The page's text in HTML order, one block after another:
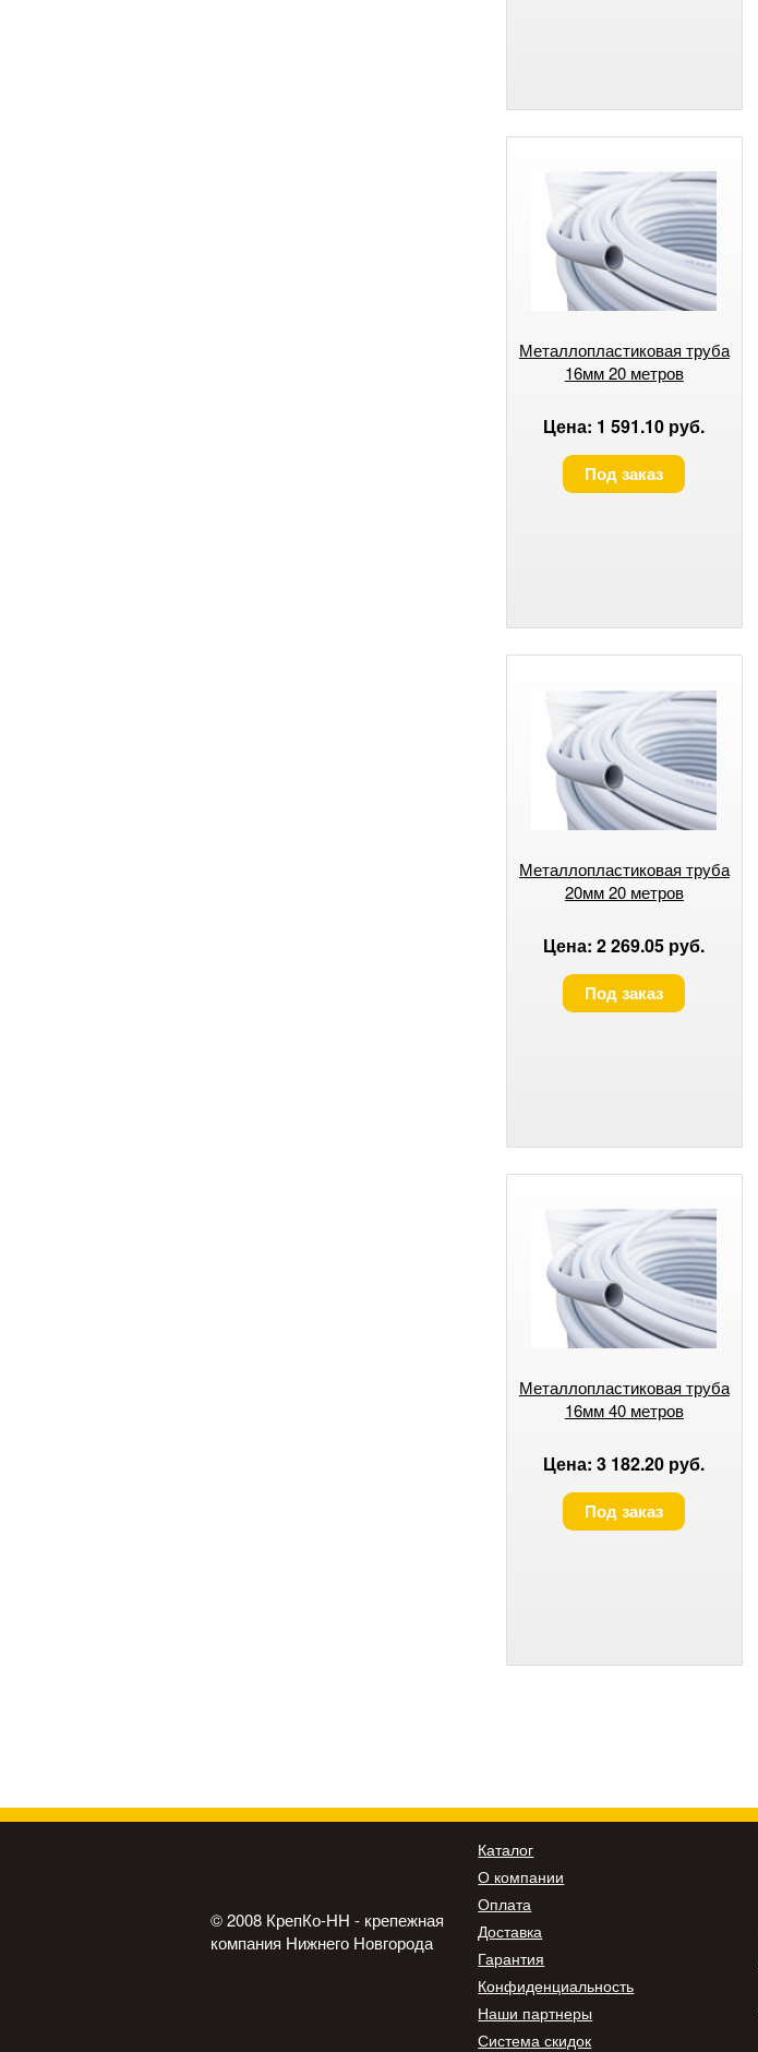
Металлопластиковая труба
16мм 20 метров
Цена: 1 591.10 руб.
Под заказ
Металлопластиковая труба
20мм 20 метров
Цена: 2 269.05 руб.
Под заказ
Металлопластиковая труба
16мм 40 метров
Цена: 3 182.20 руб.
Под заказ
© 2008 КрепКо-НН - крепежная
компания Нижнего Новгорода
Каталог
О компании
Оплата
Доставка
Гарантия
Конфиденциальность
Наши партнеры
Система скидок